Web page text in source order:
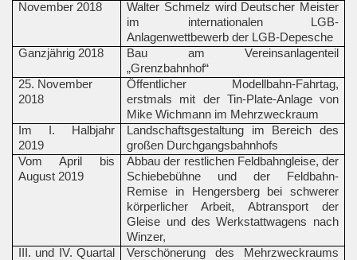
November 2018
Walter Schmelz wird Deutscher Meister
im internationalen LGB-
Anlagenwettbewerb der LGB-Depesche
Ganzjährig 2018
Bau am Vereinsanlagenteil
„Grenzbahnhof“
25. November
2018
Öffentlicher Modellbahn-Fahrtag,
erstmals mit der Tin-Plate-Anlage von
Mike Wichmann im Mehrzweckraum
Im I. Halbjahr
2019
Landschaftsgestaltung im Bereich des
großen Durchgangsbahnhofs
Vom April bis
August 2019
Abbau der restlichen Feldbahngleise, der
Schiebebühne und der Feldbahn-
Remise in Hengersberg bei schwerer
körperlicher Arbeit, Abtransport der
Gleise und des Werkstattwagens nach
Winzer,
III. und IV. Quartal
Verschönerung des Mehrzweckraums